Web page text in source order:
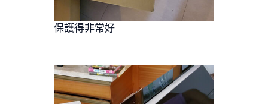
保護得非常好